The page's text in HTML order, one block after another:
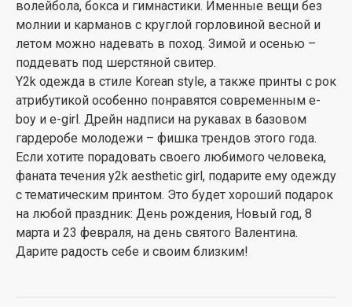
волейбола, бокса и гимнастики. Именные вещи без
молнии и карманов с круглой горловиной весной и
летом можно надевать в поход. Зимой и осенью –
поддевать под шерстяной свитер.
Y2k одежда в стиле Korean style, а также принты с рок
атрибутикой особенно понравятся современным e-
boy и e-girl. Дрейн надписи на рукавах в базовом
гардеробе молодежи – фишка трендов этого года.
Если хотите порадовать своего любимого человека,
фаната течения y2k aesthetic girl, подарите ему одежду
с тематическим принтом. Это будет хороший подарок
на любой праздник: День рождения, Новый год, 8
марта и 23 февраля, на день святого Валентина.
Дарите радость себе и своим близким!